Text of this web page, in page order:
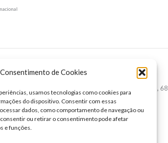
de Cookies
usamos tecnologias como cookies para
do dispositivo. Consentir com essas
dados, como comportamento de navegação ou
ou retirar o consentimento pode afetar
e funções.
Quinta da Medela, Rua São João, 68
Verdemilho
3810-455 Aveiro